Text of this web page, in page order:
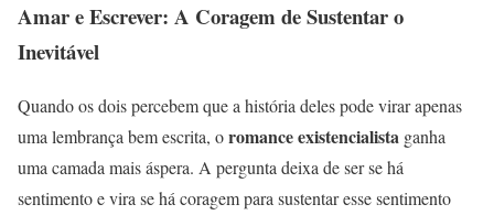
Amar e Escrever: A Coragem de Sustentar o
Inevitável
Quando os dois percebem que a história deles pode virar apenas
uma lembrança bem escrita, oromance existencialista ganha
uma camada mais áspera. A pergunta deixa de ser se há
sentimento e vira se há coragem para sustentar esse sentimento